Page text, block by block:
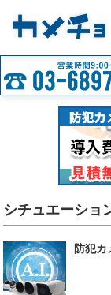
シチュエーショ
防犯